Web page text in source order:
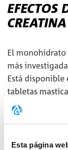
Esta página
EFECTOS
CREATINA
El monohidrato
más
Está disponible
tabletas
efecto se vea
práctica de